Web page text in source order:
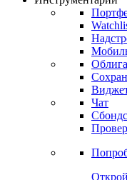
Инструментарий
Чат